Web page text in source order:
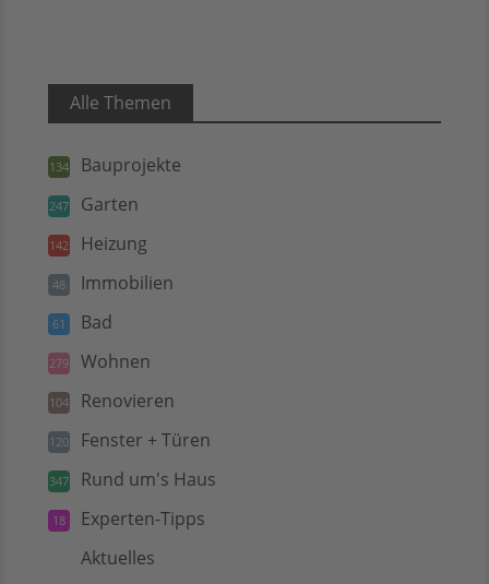
Alle Themen
134 Bauprojekte
247 Garten
142 Heizung
48 Immobilien
61 Bad
279 Wohnen
104 Renovieren
120 Fenster + Türen
347 Rund um's Haus
18 Experten-Tipps
Aktuelles